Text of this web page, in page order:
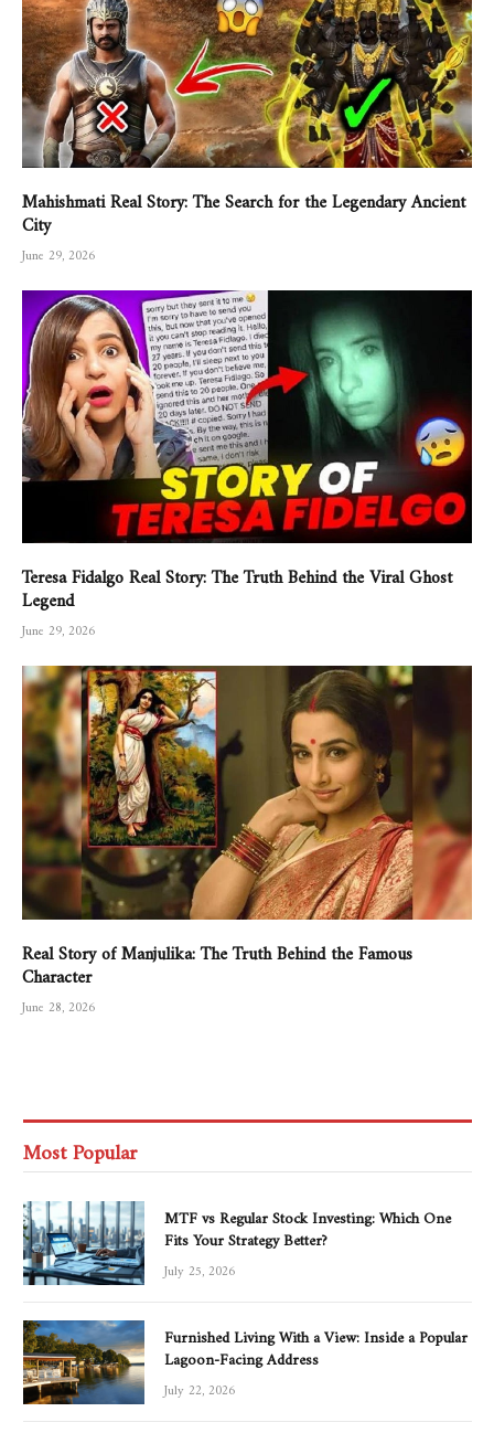
Mahishmati Real Story: The Search for the Legendary Ancient
City
June 29, 2026
Teresa Fidalgo Real Story: The Truth Behind the Viral Ghost
Legend
June 29, 2026
Real Story of Manjulika: The Truth Behind the Famous
Character
June 28, 2026
Most Popular
MTF vs Regular Stock Investing: Which One
Fits Your Strategy Better?
July 25, 2026
Furnished Living With a View: Inside a Popular
Lagoon-Facing Address
July 22, 2026